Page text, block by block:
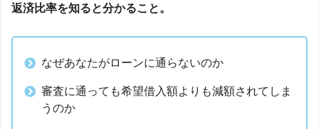
返済比率を知ると分かること。
なぜあなたがローンに通らないのか
審査に通っても希望借入額よりも減額されてしま
うのか